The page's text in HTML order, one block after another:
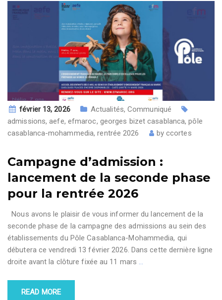
février 13, 2026 Actualités,Communiqué
admissions,aefe, efmaroc, georges bizet casablanca,pôle
casablanca-mohammedia,rentrée 2026 by ccortes
Campagne d’admission :
lancement de la seconde phase
pour la rentrée 2026
Nous avons le plaisir de vous informer du lancement de la
seconde phase de la campagne des admissions au sein des
établissements du Pôle Casablanca-Mohammedia, qui
débutera ce vendredi 13 février 2026. Dans cette dernière ligne
droite avant la clôture fixée au 11 mars …
READ MORE